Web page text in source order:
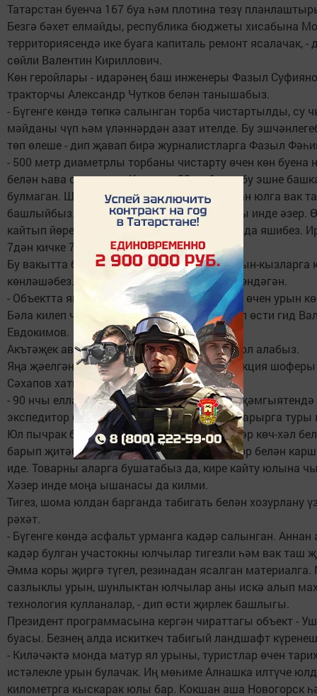
Татарстан буенча 167 буа һәм плотина төзү
Безгә бәхет елмайды, республика бюджеты хисабына
территориясендә ике буага капиталь ремонт ясалачак, -
сөйли Валентин Кириллович.
Көн геройлары - идарәнең баш инженеры Фазыл
тракторчы Александр Чутков белән танышабыз.
- Бүгенге көндә төпкә салынган торба чистартылды, су
мәйданы чүп һәм үләннәрдән азат ителде. Бу
төп өлеше - дип җавап бирә журналистларга Фазыл
- 500 метр диаметрлы торбаны чистарту өчен көн буена
белән һава суырттык. Күрәсең, 20 ел буена бу эшне
булмаган. Шушы көннәрдә буага килә торган юлга вак
башлыйбыз. Юеш һәм коры - уңдагы ярлары инде әзер.
кайтып йөреп вакыт әрәм итмәс өчен вагонда яшибез.
7дән кичке 7 сәгатькә кадәр эшлибез.
Бу вакытта без салкын суда чумынучы хатын-кызларга
көнләшәбез. Кызу кояш аларны су керергә өндәгән.
- Объектта янгын сүндерү машинасы төшәр өчен урын
Бәла килеп чыкканда, су янәшәдә генә, - дип өсти гид
Евдокимов.
Акътәҗек авылыннан Кокшан поселогына юл алабыз.
Яңа җәелгән асфальт юлдан барганда редакция
Сәхапов хатирәләрен искәртә:
- 90 нчы елларда мин район кулланучылар җәмгыятендә
экспедитор булып эшләдем, Кокшанга еш барырга туры
Юл пычрак булганда урман почмагына кадәр көч-хәл
барып җитәбез, ә анда кокшанлылар трактор белән
иде. Товарны аларга бушатабыз да, кире кайту юлына
Хәзер инде моңа ышанасы да килми.
Тигез, шома юлдан барганда табигать белән хозурлану
рәхәт.
- Бүгенге көндә асфальт урманга кадәр салынган. Аннан
кадәр булган участокны юлчылар тигезли һәм вак таш
Әмма коры җиргә түгел, резинадан ясалган
сазлыклы урын, шунлыктан юлчылар аны искә алып
технология кулланалар, - дип өсти җирлек башлыгы.
Президент программасына кергән чираттагы объект -
буасы. Безнең алда искиткеч табигый ландшафт
- Киләчәктә монда матур ял урыны, туристлар өчен
истәлекле урын булачак. Иң мөһиме Алнашка илтүче
километрга кыскарак юлы бар. Кокшан аша Новогорск